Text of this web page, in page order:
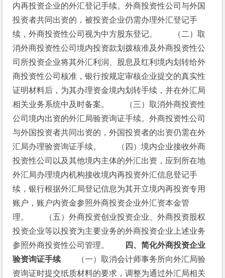
内再投资企业的外汇登记手续。外商投资性公司与外国
投资者共同出资的，被投资企业仍需办理外汇登记手
续，外商投资性公司视为中方股东登记。　　（二）取
消外商投资性公司境内投资款划拨核准及外商投资性公
司所投资企业将其外汇利润、股息及红利境内划转给外
商投资性公司核准，银行按规定审核企业提交的真实性
证明材料后，为其办理资金境内划转手续，并在外汇局
相关业务系统中及时备案。　　（三）取消外商投资性
公司境内出资的外汇局验资询证手续。外商投资性公司
与外国投资者共同出资的，外国投资者的出资仍需在外
汇局办理验资询证手续。　　（四）境内企业接收外商
投资性公司以及其他境内主体的外汇出资，应到所在地
外汇局办理境内机构接收境内再投资外汇信息登记手
续，银行根据外汇局登记信息为其开立境内再投资专用
账户，账户内资金参照外商投资企业外汇资本金管
理。　　（五）外商投资创业投资企业、外商投资股权
投资企业等以投资为主要业务的外商投资企业上述业务
参照外商投资性公司管理。
四、简化外商投资企业
验资询证手续 （一）取消会计师事务所向外汇局验
资询证时提交纸质材料的要求，调整为通过外汇局相关